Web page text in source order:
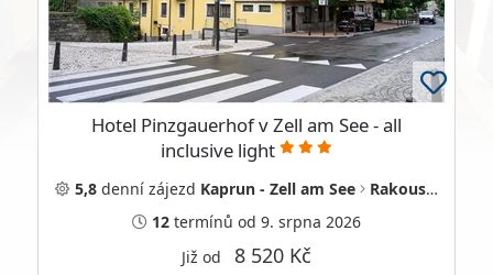
Hotel Pinzgauerhof v Zell am See - all
inclusive light
5,8 denní zájezd Kaprun - Zell am See
Rakousko
12 termínů od 9. srpna 2026
Již od 8 520 Kč